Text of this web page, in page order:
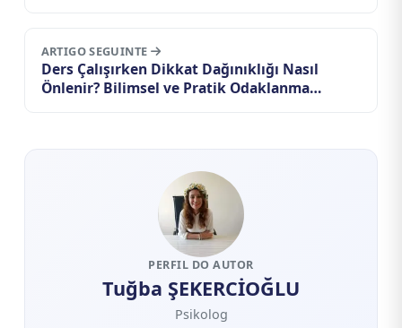
ARTIGO SEGUINTE
Ders Çalışırken Dikkat Dağınıklığı Nasıl
Önlenir? Bilimsel ve Pratik Odaklanma
PERFIL DO AUTOR
Tuğba ŞEKERCİOĞLU
Psikolog